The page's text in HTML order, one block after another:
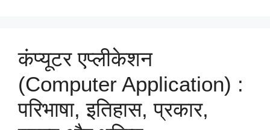
कंप्यूटर एप्लीकेशन
(Computer Application) :
परिभाषा, इतिहास, प्रकार,